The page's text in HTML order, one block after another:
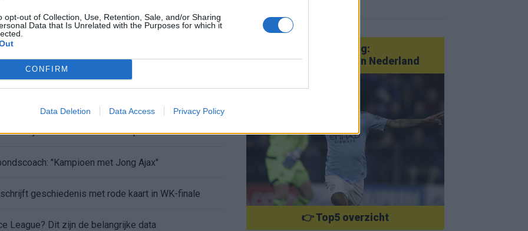
opt-out of Collection, Use, Retention, Sale, and/or Sharing
Data that Is Unrelated with the Purposes for which it
CONFIRM
Data Deletion Data Access Privacy Policy
Abdellah Ouazane met Lionel Messi
na ruime zege op Vojvodina
naar Ajax - Vojvodina
van der Vaart en Sylvie Meis door de jaren heen
Ajax en FC Twente in Europa
"Kampioen met Jong Ajax"
geschiedenis met rode kaart in WK-finale
League? Dit zijn de belangrijke data
Van Götze tot Sterling:
statementtransfers in Nederland
👉 Top5 overzicht